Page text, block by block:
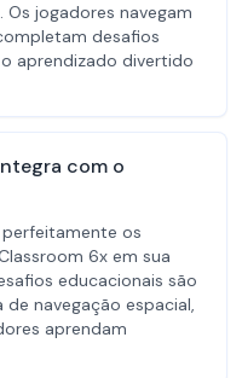
jogadores navegam
desafios
aprendizado divertido
com o
os
6x em sua
educacionais são
navegação espacial,
aprendam